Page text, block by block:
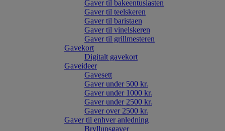
Gaver til bakeentusiasten
Gaver til teelskeren
Gaver til baristaen
Gaver til vinelskeren
Gaver til grillmesteren
Gavekort
Digitalt gavekort
Gaveideer
Gavesett
Gaver under 500 kr.
Gaver under 1000 kr.
Gaver under 2500 kr.
Gaver over 2500 kr.
Gaver til enhver anledning
Bryllupsgaver